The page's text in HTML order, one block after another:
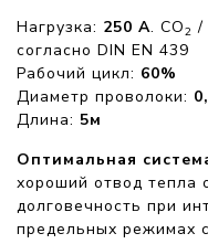
Нагрузка: 250 А. CO2 /
согласно DIN EN 439
Рабочий цикл: 60%
Диаметр проволоки:
Длина: 5м
Оптимальная
хороший отвод тепла
долговечность при
предельных режимах